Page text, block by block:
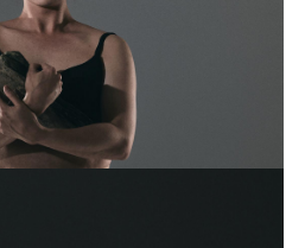
游恩恩​
起個圓》